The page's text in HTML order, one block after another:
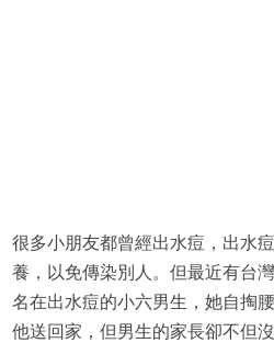
很多小朋友都曾經出水痘，出水
養，以免傳染別人。但最近有台
名在出水痘的小六男生，她自掏
他送回家，但男生的家長卻不但